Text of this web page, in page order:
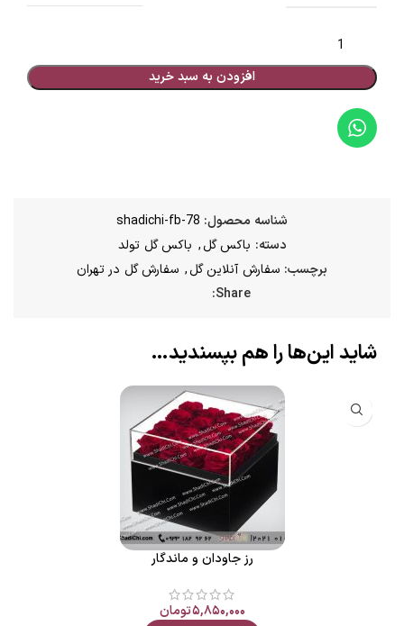
افزودن به سبد خرید
شناسه محصول: shadichi-fb-78
دسته: باکس گل, باکس گل تولد
برچسب: سفارش آنلاین گل, سفارش گل در تهران
Share:
شاید این‌ها را هم بپسندید…
رز جاودان و ماندگار
۵,۸۵۰,۰۰۰تومان